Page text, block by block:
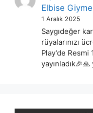
Elbise
1 Aralık 2025
Saygıdeğer
rüyalarınızı
Play'de Resmi